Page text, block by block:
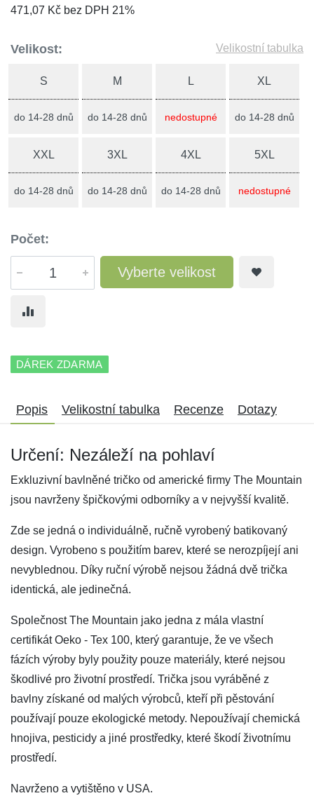
471,07 Kč bez DPH 21%
Velikost: Velikostní tabulka
S
do 14-28 dnů
M
do 14-28 dnů
L
nedostupné
XL
do 14-28 dnů
XXL
do 14-28 dnů
3XL
do 14-28 dnů
4XL
do 14-28 dnů
5XL
nedostupné
Počet:
Vyberte velikost
DÁREK ZDARMA
Popis Velikostní tabulka Recenze Dotazy
Určení: Nezáleží na pohlaví
Exkluzivní bavlněné tričko od americké firmy The Mountain
jsou navrženy špičkovými odborníky a v nejvyšší kvalitě.
Zde se jedná o individuálně, ručně vyrobený batikovaný
design. Vyrobeno s použitím barev, které se nerozpíjejí ani
nevyblednou. Díky ruční výrobě nejsou žádná dvě trička
identická, ale jedinečná.
Společnost The Mountain jako jedna z mála vlastní
certifikát Oeko - Tex 100, který garantuje, že ve všech
fázích výroby byly použity pouze materiály, které nejsou
škodlivé pro životní prostředí. Trička jsou vyráběné z
bavlny získané od malých výrobců, kteří při pěstování
používají pouze ekologické metody. Nepoužívají chemická
hnojiva, pesticidy a jiné prostředky, které škodí životnímu
prostředí.
Navrženo a vytištěno v USA.